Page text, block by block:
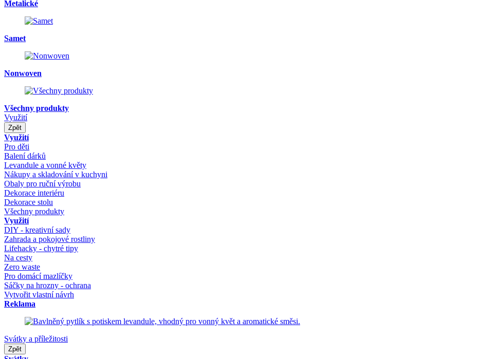
Metalické
Samet
Nonwoven
Všechny produkty
Využití
Zpět
Využití
Pro děti
Balení dárků
Levandule a vonné květy
Nákupy a skladování v kuchyni
Obaly pro ruční výrobu
Dekorace interiéru
Dekorace stolu
Všechny produkty
Využití
DIY - kreativní sady
Zahrada a pokojové rostliny
Lifehacky - chytré tipy
Na cesty
Zero waste
Pro domácí mazlíčky
Sáčky na hrozny - ochrana
Vytvořit vlastní návrh
Reklama
Svátky a příležitosti
Zpět